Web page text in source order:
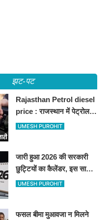
झट-पट
Rajasthan Petrol diesel
price : राजस्थान में पेट्रोल-
डीजल की कीमतें जारी, जानिए
UMESH PUROHIT
जारी हुआ 2026 की सरकारी
छुट्टियों का कैलेंडर, इस साल
कई बार मिलेगा लगातार
UMESH PUROHIT
फसल बीमा मुआवजा न मिलने